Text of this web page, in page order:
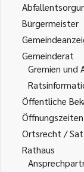
Bürgermeister
Gemeinderat
Gremien und
Öffentliche
Öffnungszeiten
Ortsrecht /
Rathaus